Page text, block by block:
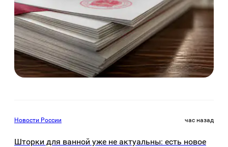
Новости России час назад
Шторки для ванной уже не актуальны: есть новое